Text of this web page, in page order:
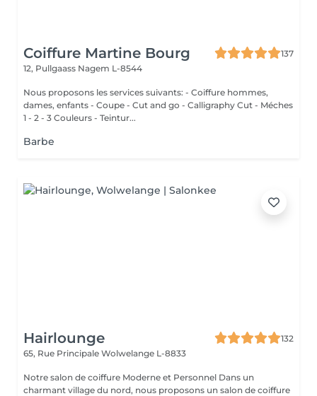
Coiffure Martine Bourg
137
12, Pullgaass Nagem L-8544
Nous proposons les services suivants: - Coiffure hommes,
dames, enfants - Coupe - Cut and go - Calligraphy Cut - Méches
1 - 2 - 3 Couleurs - Teintur...
Barbe
Hairlounge
132
65, Rue Principale Wolwelange L-8833
Notre salon de coiffure Moderne et Personnel Dans un
charmant village du nord, nous proposons un salon de coiffure